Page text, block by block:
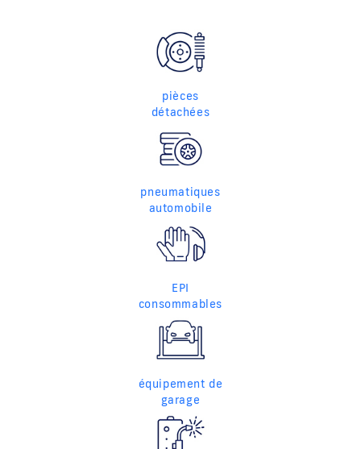
pièces
détachées
pneumatiques
automobile
EPI
consommables
équipement de
garage